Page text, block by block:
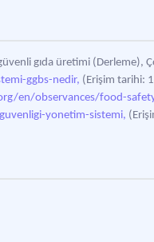
gıda üretimi (Derleme),
ggbs-nedir, (Erişim tarihi:
en/observances/food-
yonetim-sistemi,